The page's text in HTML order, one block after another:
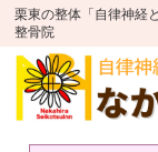
栗東の整体「自律神経
整骨院